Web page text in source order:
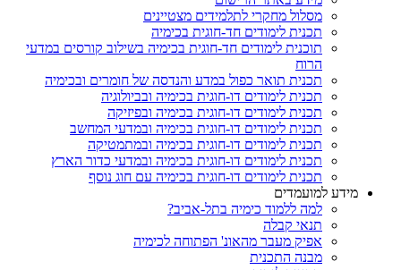
מסלול מחקרי לתלמידים מצטיינים
תכנית לימודים חד-חוגית בכימיה
תוכנית לימודים חד-חוגית בכימיה בשילוב קורסים במדעי
הרוח
תכנית תואר כפול במדע והנדסה של חומרים ובכימיה
תכנית לימודים דו-חוגית בכימיה ובביולוגיה
תכנית לימודים דו-חוגית בכימיה ובפיזיקה
תכנית לימודים דו-חוגית בכימיה ובמדעי המחשב
תכנית לימודים דו-חוגית בכימיה ובמתמטיקה
תכנית לימודים דו-חוגית בכימיה ובמדעי כדור הארץ
תכנית לימודים דו-חוגית בכימיה עם חוג נוסף
מידע למועמדים
למה ללמוד כימיה בתל-אביב?
תנאי קבלה
אפיק מעבר מהאונ' הפתוחה לכימיה
מבנה התכנית